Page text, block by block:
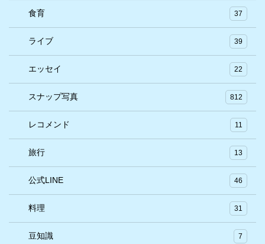
食育 37
ライブ 39
エッセイ 22
スナップ写真 812
レコメンド 11
旅行 13
公式LINE 46
料理 31
豆知識 7